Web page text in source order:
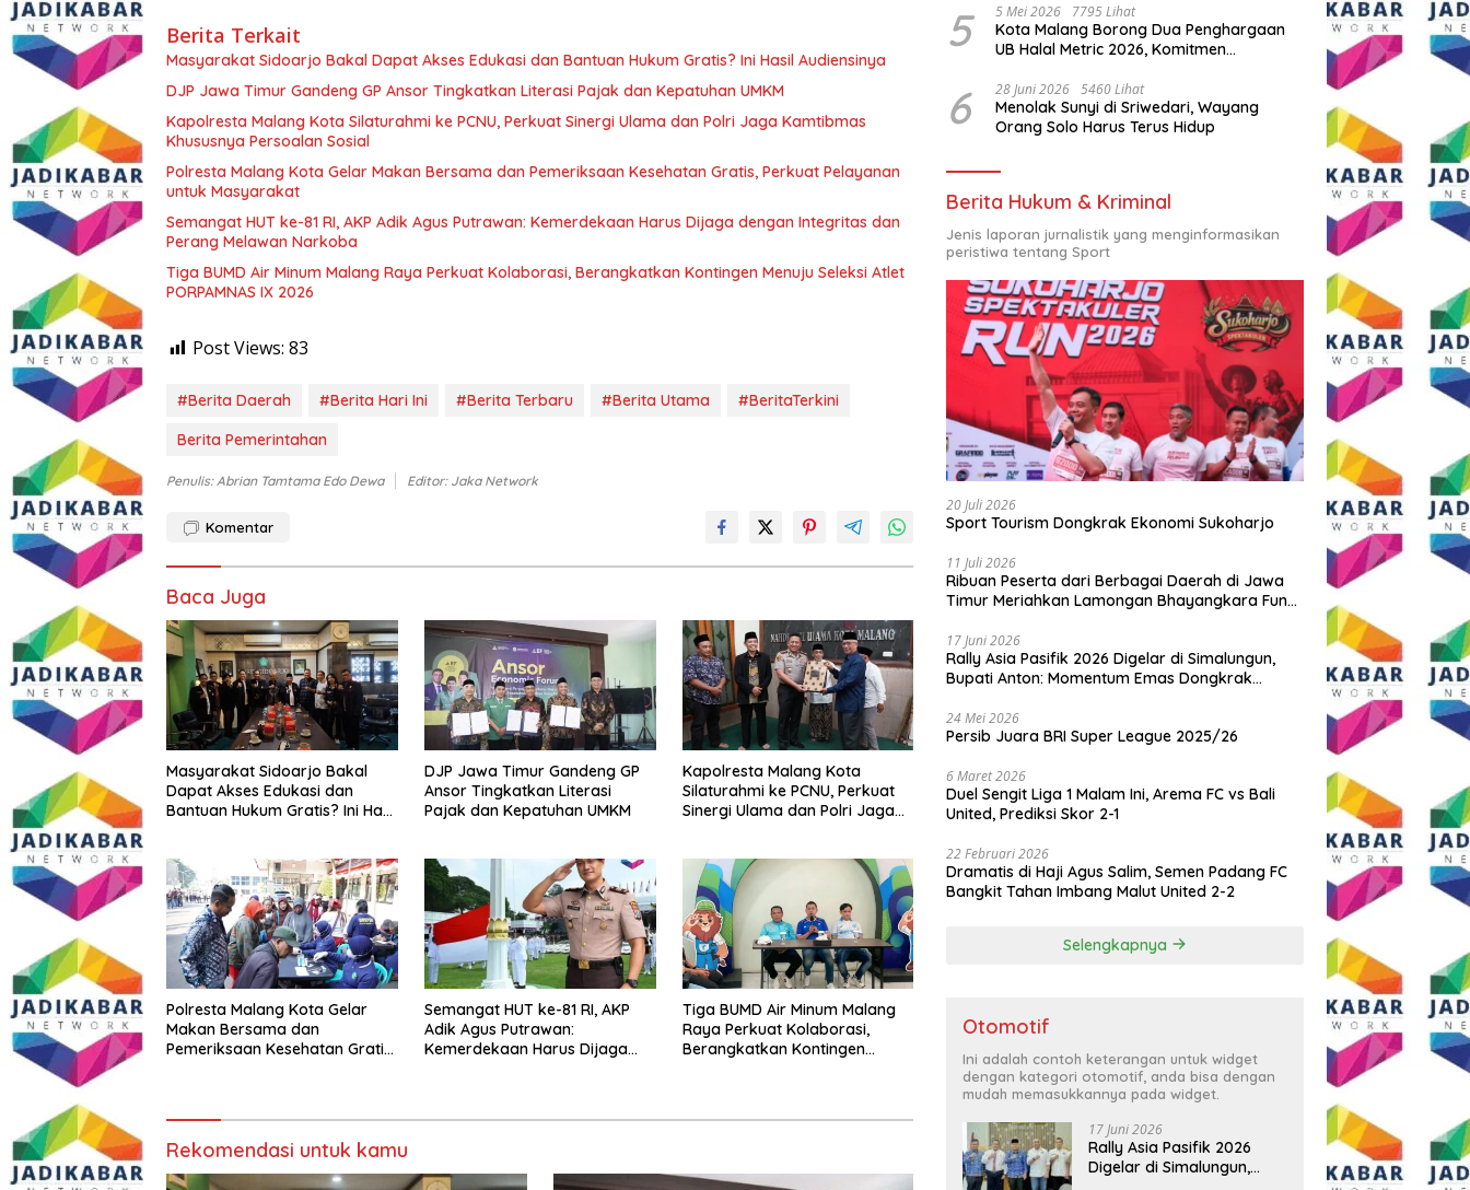
Berita Terkait
Masyarakat Sidoarjo Bakal Dapat Akses Edukasi dan Bantuan Hukum Gratis? Ini Hasil Audiensinya
DJP Jawa Timur Gandeng GP Ansor Tingkatkan Literasi Pajak dan Kepatuhan UMKM
Kapolresta Malang Kota Silaturahmi ke PCNU, Perkuat Sinergi Ulama dan Polri Jaga Kamtibmas
Khususnya Persoalan Sosial
Polresta Malang Kota Gelar Makan Bersama dan Pemeriksaan Kesehatan Gratis, Perkuat Pelayanan
untuk Masyarakat
Semangat HUT ke-81 RI, AKP Adik Agus Putrawan: Kemerdekaan Harus Dijaga dengan Integritas dan
Perang Melawan Narkoba
Tiga BUMD Air Minum Malang Raya Perkuat Kolaborasi, Berangkatkan Kontingen Menuju Seleksi Atlet
PORPAMNAS IX 2026
Post Views: 83
#Berita Daerah #Berita Hari Ini #Berita Terbaru #Berita Utama
#BeritaTerkini
Berita Pemerintahan
Penulis: Abrian Tamtama Edo Dewa Editor: Jaka Network
Komentar
Baca Juga
Masyarakat Sidoarjo Bakal
Dapat Akses Edukasi dan
Bantuan Hukum Gratis? Ini Hasil
DJP Jawa Timur Gandeng GP
Ansor Tingkatkan Literasi
Pajak dan Kepatuhan UMKM
Kapolresta Malang Kota
Silaturahmi ke PCNU, Perkuat
Sinergi Ulama dan Polri Jaga
Polresta Malang Kota Gelar
Makan Bersama dan
Pemeriksaan Kesehatan Gratis,
Semangat HUT ke-81 RI, AKP
Adik Agus Putrawan:
Kemerdekaan Harus Dijaga
Tiga BUMD Air Minum Malang
Raya Perkuat Kolaborasi,
Berangkatkan Kontingen
Rekomendasi untuk kamu
5 5 Mei 2026 7795 Lihat
Kota Malang Borong Dua Penghargaan
UB Halal Metric 2026, Komitmen
6 28 Juni 2026 5460 Lihat
Menolak Sunyi di Sriwedari, Wayang
Orang Solo Harus Terus Hidup
Berita Hukum & Kriminal
Jenis laporan jurnalistik yang menginformasikan
peristiwa tentang Sport
20 Juli 2026
Sport Tourism Dongkrak Ekonomi Sukoharjo
11 Juli 2026
Ribuan Peserta dari Berbagai Daerah di Jawa
Timur Meriahkan Lamongan Bhayangkara Fun
17 Juni 2026
Rally Asia Pasifik 2026 Digelar di Simalungun,
Bupati Anton: Momentum Emas Dongkrak
24 Mei 2026
Persib Juara BRI Super League 2025/26
6 Maret 2026
Duel Sengit Liga 1 Malam Ini, Arema FC vs Bali
United, Prediksi Skor 2-1
22 Februari 2026
Dramatis di Haji Agus Salim, Semen Padang FC
Bangkit Tahan Imbang Malut United 2-2
Selengkapnya
Otomotif
Ini adalah contoh keterangan untuk widget
dengan kategori otomotif, anda bisa dengan
mudah memasukkannya pada widget.
17 Juni 2026
Rally Asia Pasifik 2026
Digelar di Simalungun,